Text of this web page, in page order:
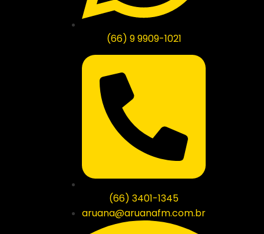
(66) 9 9909-1021
(66) 3401-1345
aruana@aruanafm.com.br